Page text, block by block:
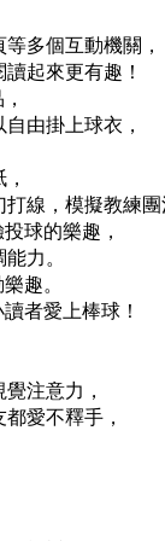
多個互動機關，
起來更有趣！
由掛上球衣，
線，模擬教練
球的樂趣，
力。
趣。
者愛上棒球！
注意力，
愛不釋手，